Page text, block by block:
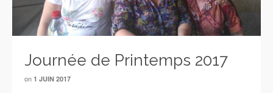
Journée de Printemps 2017
on 1 JUIN 2017